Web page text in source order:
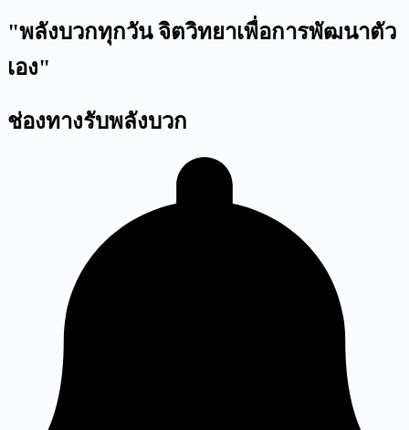
"พลังบวกทุกวัน จิตวิทยาเพื่อการพัฒนาตัว
เอง"
ช่องทางรับพลังบวก